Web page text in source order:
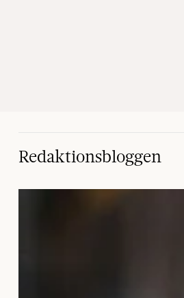
Redaktionsbloggen